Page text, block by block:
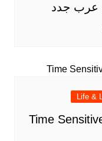
عرب جدد
Life &
Time